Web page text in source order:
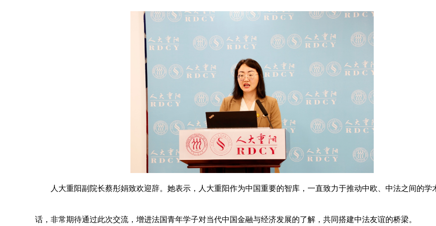
人大重阳副院长蔡彤娟致欢迎辞。她表示，人大重阳作为中国重要的智库，一直致力于推动中欧、中法之间的学
话，非常期待通过此次交流，增进法国青年学子对当代中国金融与经济发展的了解，共同搭建中法友谊的桥梁。